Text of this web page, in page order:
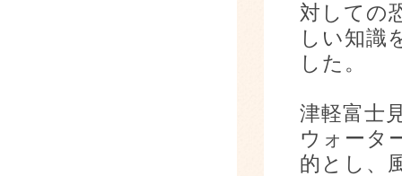
対しての
しい知識
した。
津軽富士
ウォータ
的とし、